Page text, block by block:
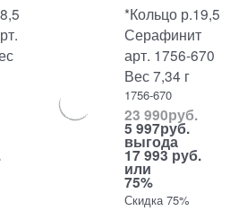
*Кольцо р.19,5
Серафинит
арт. 1756-670
Вес 7,34 г
1756-670
23 990руб.
5 997руб.
выгода
17 993 руб.
или
75%
Скидка 75%